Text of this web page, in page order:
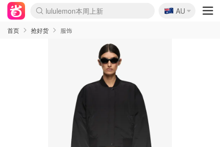
lululemon本周上新
Sasa美妆护肤3.5折
SSENSE年中3折
FreshBeauty好价汇总
Cettire降价+叠9折
Farfetch折上8折
WWS Coles超市实拍
viagogo二手票捡漏
Myer清仓1折起
The Outnet奢牌1折起
David Jones 3折起
Flannels大牌1折
Perfumes Club护肤1折
AMIRO返校季6.2折
Oweek抽奖送Airpods
Amazon折扣汇总
eToro入金$200送$50
Amazon数码好物
ICONIC本周7.5折
ThedoubleF高奢地板价
Moose Knuckles 6折
丝芙兰5折起
EUFY官网3.7折起
Selenichast首饰2折
Trip机票酒店促销
YSL送5件彩妆礼
Amazon家居好物
BIGBANG巡演开票
David Jones时尚3折
Amazon美妆护肤
雅漾大喷$8
过敏原检测盒$33
伊索独家赠50ml沐浴露
科颜氏送高保湿面霜
CW药房打折海报
SEALIFE海洋馆门票6折
丝塔芙大白罐$16
订阅Newsletter送香薰
Cult Beauty 6.8折
Harrods圣诞日历2.3折
LN-CC奢牌私促3折
d'Alba空姐喷雾$16
EVE LOM套装逆天2折
Bernardelli独家4折
Adore Beauty 6折起
CT圣诞日历
Mytheresa奢品2.7折
🇦🇺
AU
首页 抢好货 服饰